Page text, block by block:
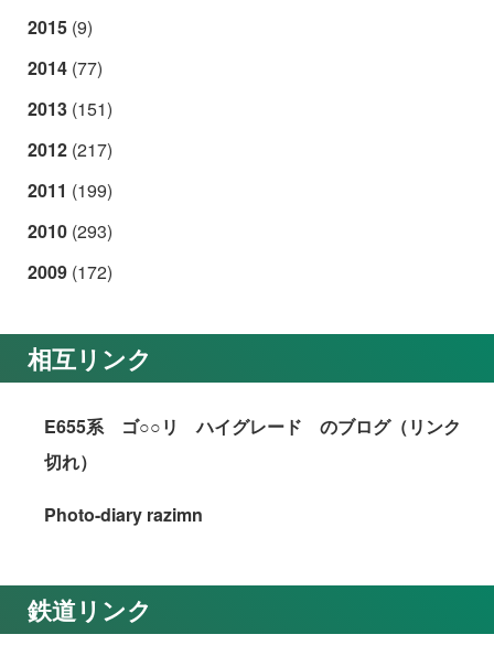
2015 (9)
2014 (77)
2013 (151)
2012 (217)
2011 (199)
2010 (293)
2009 (172)
相互リンク
E655系 ゴ○○リ ハイグレード のブログ（リンク
切れ）
Photo-diary razimn
鉄道リンク